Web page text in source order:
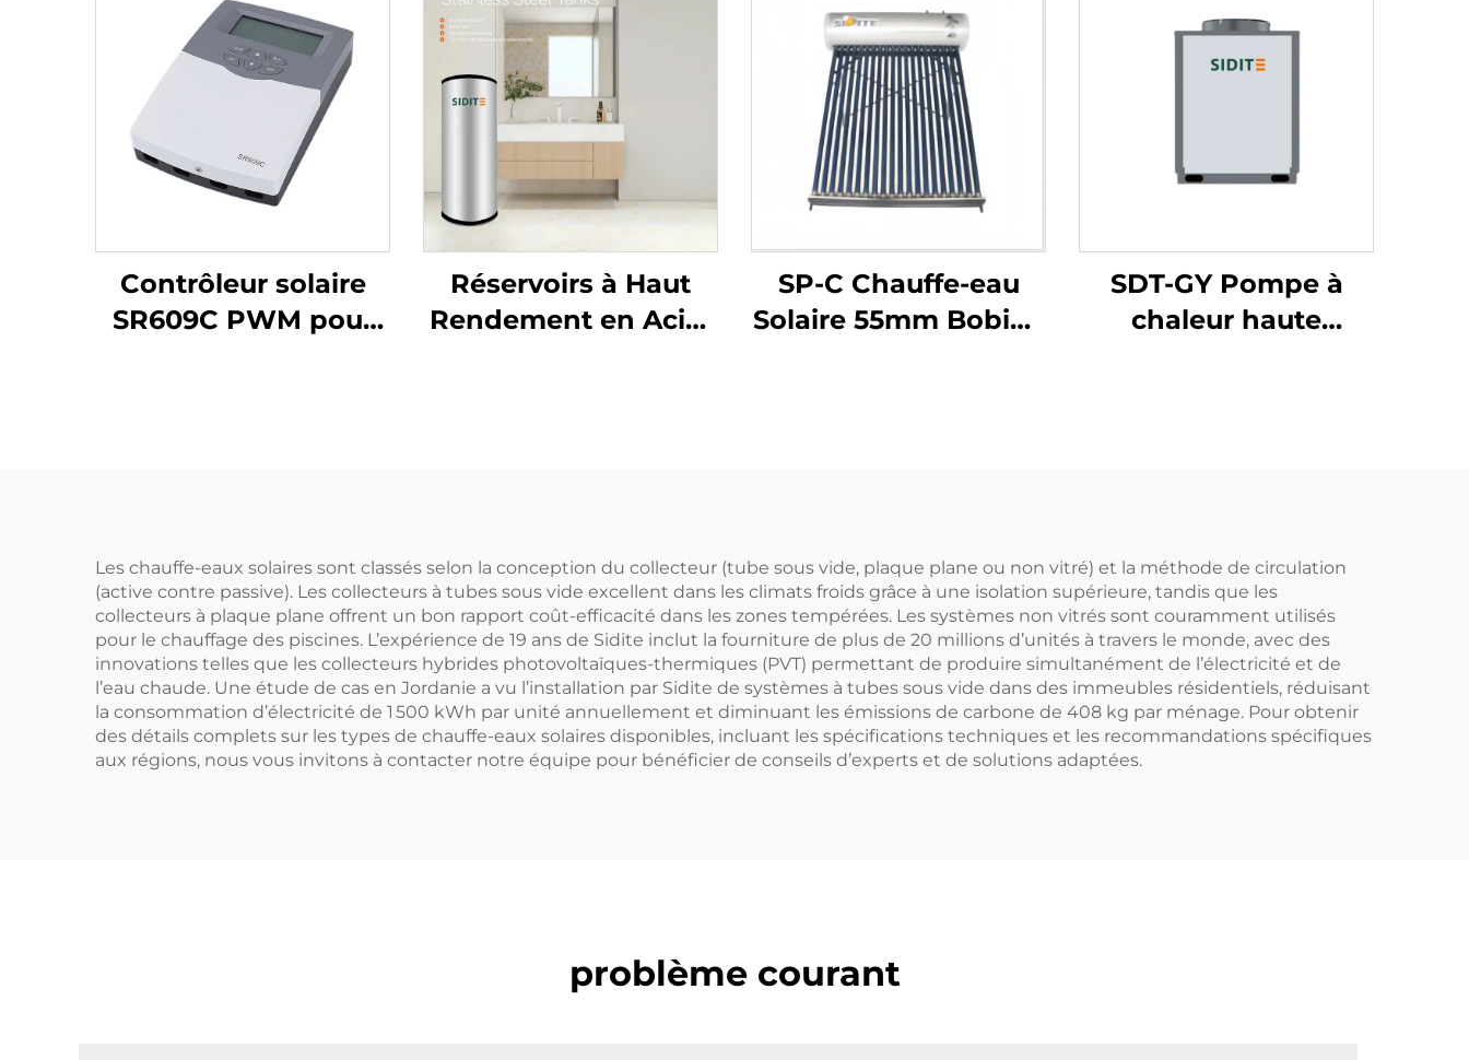
Contrôleur solaire
SR609C PWM pour
Réservoirs à Haut
Rendement en Acier
SP-C Chauffe-eau
Solaire 55mm Bobine
Extérieur
SDT-GY Pompe à
chaleur haute
commerciaux
Système grand
volume pour
bâtiments
Les chauffe-eaux solaires sont classés selon la conception du collecteur (tube sous vide, plaque plane ou non vitré) et la méthode de circulation
(active contre passive). Les collecteurs à tubes sous vide excellent dans les climats froids grâce à une isolation supérieure, tandis que les
collecteurs à plaque plane offrent un bon rapport coût-efficacité dans les zones tempérées. Les systèmes non vitrés sont couramment utilisés
pour le chauffage des piscines. L’expérience de 19 ans de Sidite inclut la fourniture de plus de 20 millions d’unités à travers le monde, avec des
innovations telles que les collecteurs hybrides photovoltaïques-thermiques (PVT) permettant de produire simultanément de l’électricité et de
l’eau chaude. Une étude de cas en Jordanie a vu l’installation par Sidite de systèmes à tubes sous vide dans des immeubles résidentiels, réduisant
la consommation d’électricité de 1 500 kWh par unité annuellement et diminuant les émissions de carbone de 408 kg par ménage. Pour obtenir
des détails complets sur les types de chauffe-eaux solaires disponibles, incluant les spécifications techniques et les recommandations spécifiques
aux régions, nous vous invitons à contacter notre équipe pour bénéficier de conseils d’experts et de solutions adaptées.
problème courant